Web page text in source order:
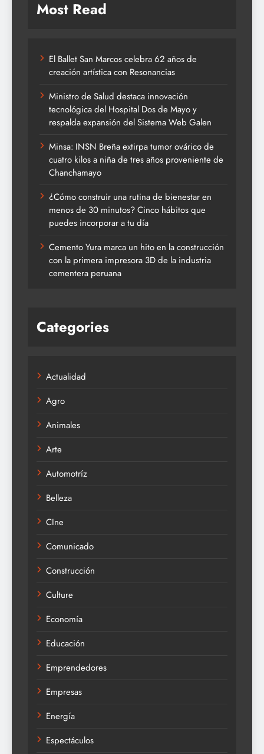
Most Read
El Ballet San Marcos celebra 62 años de
creación artística con Resonancias
Ministro de Salud destaca innovación
tecnológica del Hospital Dos de Mayo y
respalda expansión del Sistema Web Galen
Minsa: INSN Breña extirpa tumor ovárico de
cuatro kilos a niña de tres años proveniente de
Chanchamayo
¿Cómo construir una rutina de bienestar en
menos de 30 minutos? Cinco hábitos que
puedes incorporar a tu día
Cemento Yura marca un hito en la construcción
con la primera impresora 3D de la industria
cementera peruana
Categories
Actualidad
Agro
Animales
Arte
Automotríz
Belleza
CIne
Comunicado
Construcción
Culture
Economía
Educación
Emprendedores
Empresas
Energía
Espectáculos